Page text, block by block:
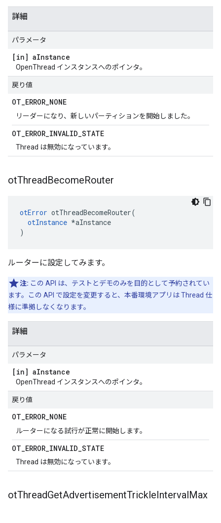
詳細
パラメータ
[in] aInstance
OpenThread インスタンスへのポインタ。
戻り値
OT_ERROR_NONE
リーダーになり、新しいパーティションを開始しました。
OT_ERROR_INVALID_STATE
Thread は無効になっています。
otThreadBecomeRouter
otError otThreadBecomeRouter(
otInstance *aInstance
)
ルーターに設定してみます。
注: この API は、テストとデモのみを目的として予約されてい
ます。この API で設定を変更すると、本番環境アプリは Thread 仕
様に準拠しなくなります。
詳細
パラメータ
[in] aInstance
OpenThread インスタンスへのポインタ。
戻り値
OT_ERROR_NONE
ルーターになる試行が正常に開始します。
OT_ERROR_INVALID_STATE
Thread は無効になっています。
otThreadGetAdvertisementTrickleIntervalMax